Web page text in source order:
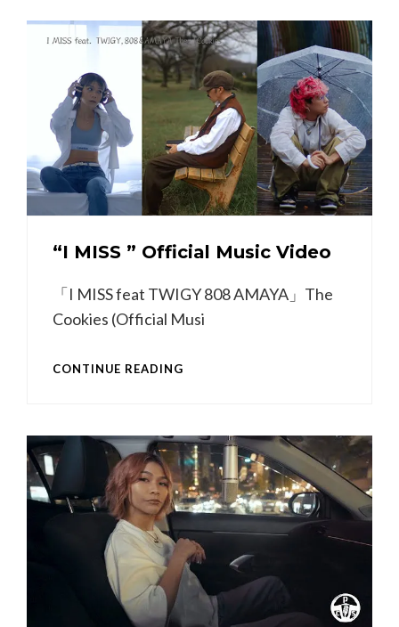
“I MISS ” Official Music Video
「I MISS feat TWIGY 808 AMAYA」The
Cookies (Official Musi
CONTINUE READING“I
MUSIC
VIDEO